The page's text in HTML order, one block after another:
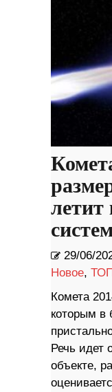
29/06/
Новое,
Комета
которым в
Речь идет
объекте,